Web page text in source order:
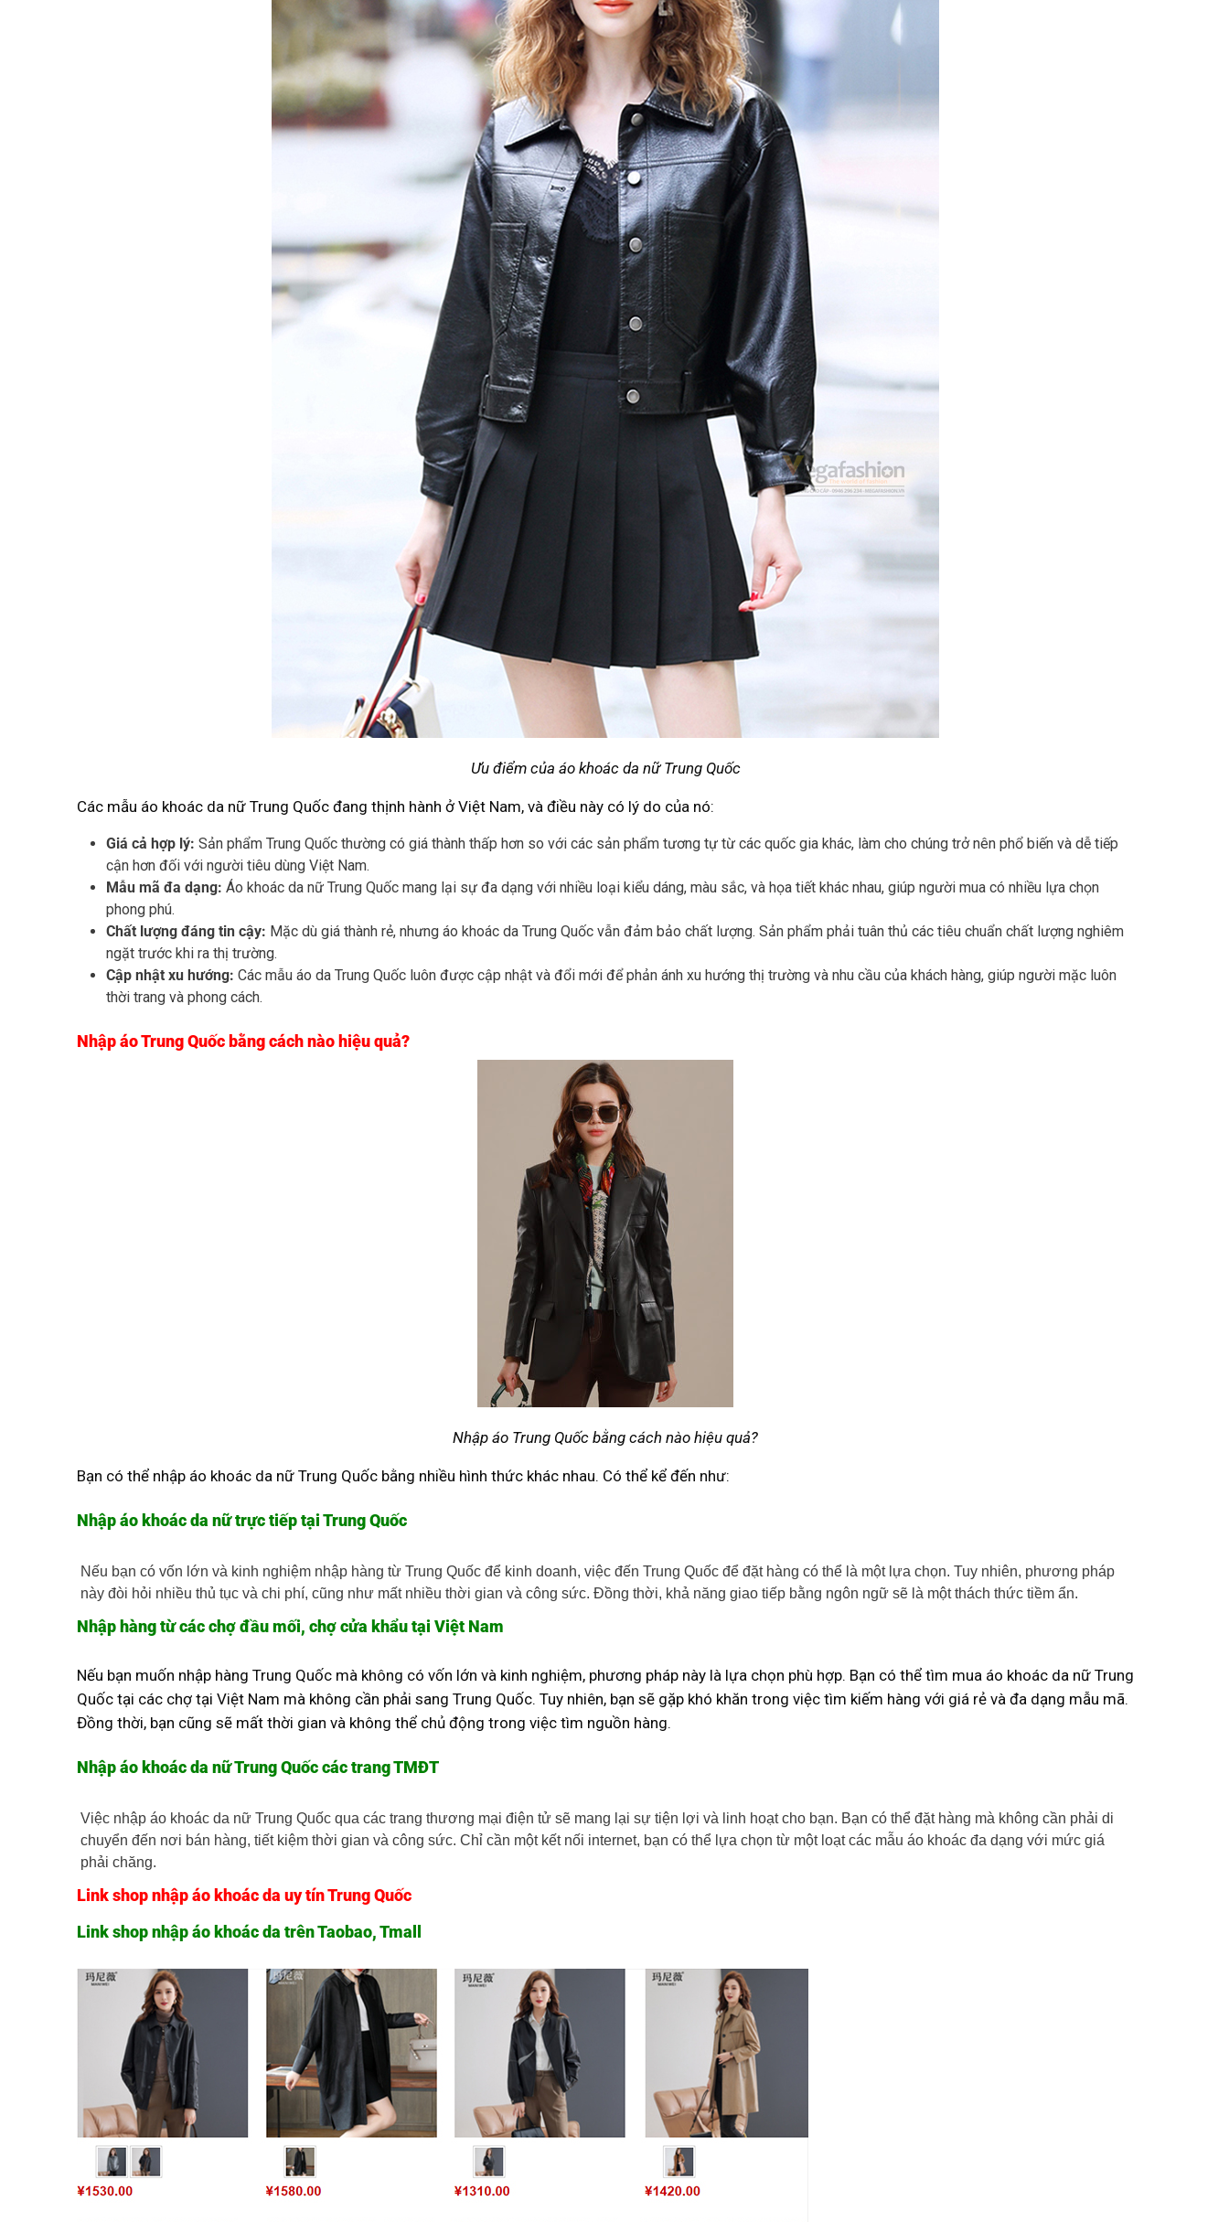
Ưu điểm của áo khoác da nữ Trung Quốc
Các mẫu áo khoác da nữ Trung Quốc đang thịnh hành ở Việt Nam, và điều này có lý do của nó:
Giá cả hợp lý: Sản phẩm Trung Quốc thường có giá thành thấp hơn so với các sản phẩm tương tự từ các quốc gia khác, làm cho chúng trở nên phổ biến và dễ tiếp
cận hơn đối với người tiêu dùng Việt Nam.
Mẫu mã đa dạng: Áo khoác da nữ Trung Quốc mang lại sự đa dạng với nhiều loại kiểu dáng, màu sắc, và họa tiết khác nhau, giúp người mua có nhiều lựa chọn
phong phú.
Chất lượng đáng tin cậy: Mặc dù giá thành rẻ, nhưng áo khoác da Trung Quốc vẫn đảm bảo chất lượng. Sản phẩm phải tuân thủ các tiêu chuẩn chất lượng nghiêm
ngặt trước khi ra thị trường.
Cập nhật xu hướng: Các mẫu áo da Trung Quốc luôn được cập nhật và đổi mới để phản ánh xu hướng thị trường và nhu cầu của khách hàng, giúp người mặc luôn
thời trang và phong cách.
Nhập áo Trung Quốc bằng cách nào hiệu quả?
Nhập áo Trung Quốc bằng cách nào hiệu quả?
Bạn có thể nhập áo khoác da nữ Trung Quốc bằng nhiều hình thức khác nhau. Có thể kể đến như:
Nhập áo khoác da nữ trực tiếp tại Trung Quốc
Nếu bạn có vốn lớn và kinh nghiệm nhập hàng từ Trung Quốc để kinh doanh, việc đến Trung Quốc để đặt hàng có thể là một lựa chọn. Tuy nhiên, phương pháp
này đòi hỏi nhiều thủ tục và chi phí, cũng như mất nhiều thời gian và công sức. Đồng thời, khả năng giao tiếp bằng ngôn ngữ sẽ là một thách thức tiềm ẩn.
Nhập hàng từ các chợ đầu mối, chợ cửa khẩu tại Việt Nam
Nếu bạn muốn nhập hàng Trung Quốc mà không có vốn lớn và kinh nghiệm, phương pháp này là lựa chọn phù hợp. Bạn có thể tìm mua áo khoác da nữ Trung
Quốc tại các chợ tại Việt Nam mà không cần phải sang Trung Quốc. Tuy nhiên, bạn sẽ gặp khó khăn trong việc tìm kiếm hàng với giá rẻ và đa dạng mẫu mã.
Đồng thời, bạn cũng sẽ mất thời gian và không thể chủ động trong việc tìm nguồn hàng.
Nhập áo khoác da nữ Trung Quốc các trang TMĐT
Việc nhập áo khoác da nữ Trung Quốc qua các trang thương mại điện tử sẽ mang lại sự tiện lợi và linh hoạt cho bạn. Bạn có thể đặt hàng mà không cần phải di
chuyển đến nơi bán hàng, tiết kiệm thời gian và công sức. Chỉ cần một kết nối internet, bạn có thể lựa chọn từ một loạt các mẫu áo khoác đa dạng với mức giá
phải chăng.
Link shop nhập áo khoác da uy tín Trung Quốc
Link shop nhập áo khoác da trên Taobao, Tmall